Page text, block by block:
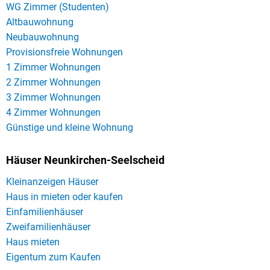
WG Zimmer (Studenten)
Altbauwohnung
Neubauwohnung
Provisionsfreie Wohnungen
1 Zimmer Wohnungen
2 Zimmer Wohnungen
3 Zimmer Wohnungen
4 Zimmer Wohnungen
Günstige und kleine Wohnung
Häuser Neunkirchen-Seelscheid
Kleinanzeigen Häuser
Haus in mieten oder kaufen
Einfamilienhäuser
Zweifamilienhäuser
Haus mieten
Eigentum zum Kaufen